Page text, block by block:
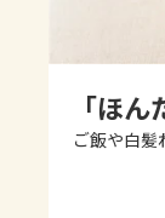
よく
「ほ
ご飯や白髪